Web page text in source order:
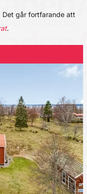
går fortfarande att
.